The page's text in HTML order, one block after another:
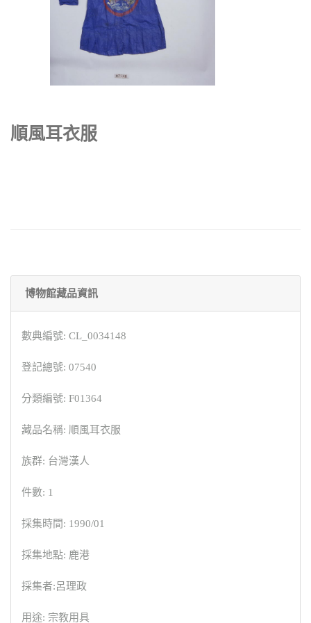
順風耳衣服
博物館藏品資訊
數典編號: CL_0034148
登記總號: 07540
分類編號: F01364
藏品名稱: 順風耳衣服
族群: 台灣漢人
件數: 1
採集時間: 1990/01
採集地點: 鹿港
採集者:呂理政
用途: 宗教用具